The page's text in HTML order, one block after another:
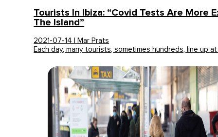
Tourists In Ibiza: “Covid Tests Are More
The Island”
2021-07-14 | Mar Prats
Each day, many tourists, sometimes hundreds, line up